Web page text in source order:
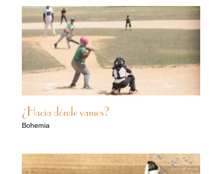
¿Hacia dónde vamos?
Bohemia